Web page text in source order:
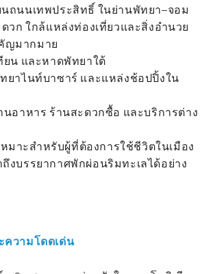
ถนนเทพประสิทธิ์ ในย่านพัทยา–จอม
ดวก ใกล้แหล่งท่องเที่ยวและสิ่งอำนวย
ญมากมาย
ยน และหาดพัทยาใต้
ยาไนท์บาซาร์ และแหล่งช้อปปิ้งใน
นอาหาร ร้านสะดวกซื้อ และบริการต่าง
มาะสำหรับผู้ที่ต้องการใช้ชีวิตในเมือง
งบรรยากาศพักผ่อนริมทะเลได้อย่าง
วามโดดเด่น